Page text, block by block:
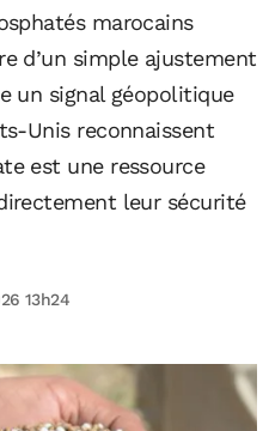
marocains
d’un simple ajustement
un signal géopolitique
Unis reconnaissent
est une ressource
leur sécurité
13h24